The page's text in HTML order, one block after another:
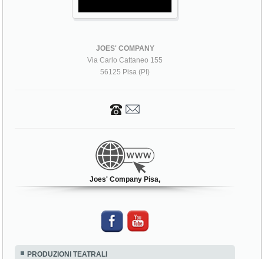
JOES' COMPANY
Via Carlo Cattaneo 155
56125 Pisa (PI)
Joes' Company Pisa,
PRODUZIONI TEATRALI